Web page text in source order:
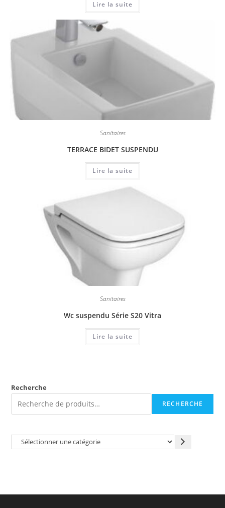
Lire la suite
Sanitaires
TERRACE BIDET SUSPENDU
Lire la suite
Sanitaires
Wc suspendu Série S20 Vitra
Lire la suite
Recherche
RECHERCHE